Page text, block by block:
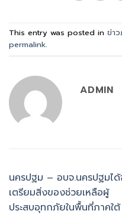
This entry was posted in ข่า
permalink.
ADMIN
นครปฐม – อบจ.นครปฐมไ
เตรียมสิ่งของช่วยเหลือผู้
ประสบอุทกภัยในพื้นที่ภาคใต้